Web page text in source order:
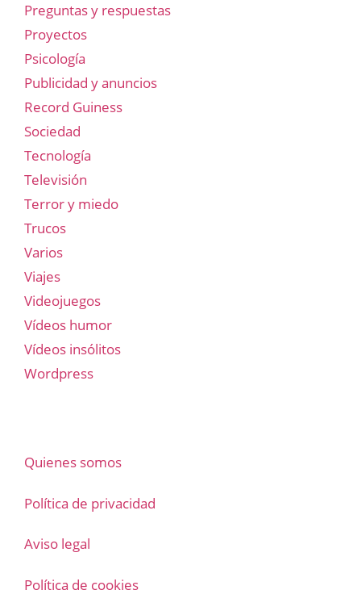
Preguntas y respuestas
Proyectos
Psicología
Publicidad y anuncios
Record Guiness
Sociedad
Tecnología
Televisión
Terror y miedo
Trucos
Varios
Viajes
Videojuegos
Vídeos humor
Vídeos insólitos
Wordpress
Quienes somos
Política de privacidad
Aviso legal
Política de cookies